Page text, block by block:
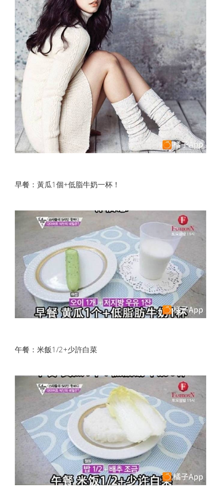
早餐：黃瓜1個+低脂牛奶一杯！
午餐：米飯1/2+少許白菜